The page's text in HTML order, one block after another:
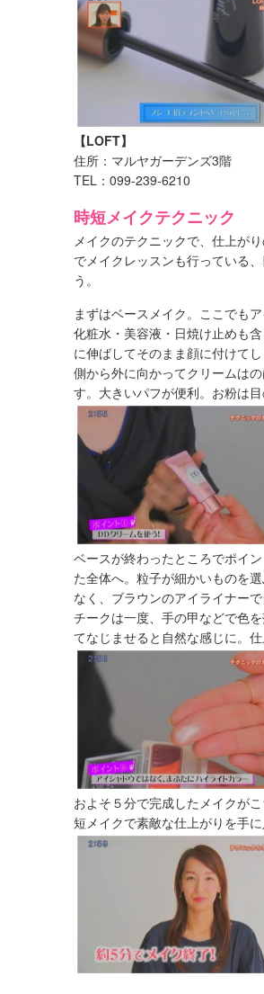
【LOFT】
住所：マルヤガーデンズ3階
TEL：099-239-6210
時短メイクテクニック
メイクのテクニックで、仕上が
でメイクレッスンも行っている
う。
まずはベースメイク。ここでも
化粧水・美容液・日焼け止めも
に伸ばしてそのまま顔に付けて
側から外に向かってクリームは
す。大きいパフが便利。お粉は
ベースが終わったところでポイ
た全体へ。粒子が細かいものを
なく、ブラウンのアイライナー
チークは一度、手の甲などで色
てなじませると自然な感じに。
およそ５分で完成したメイクが
短メイクで素敵な仕上がりを手